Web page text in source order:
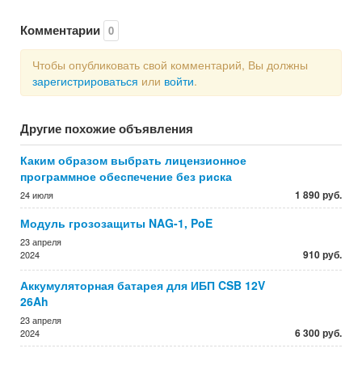
Комментарии 0
Чтобы опубликовать свой комментарий, Вы должны
зарегистрироваться или войти.
Другие похожие объявления
Каким образом выбрать лицензионное
программное обеспечение без риска
24 июля 1 890 руб.
Модуль грозозащиты NAG-1, PoE
23 апреля
2024
910 руб.
Аккумуляторная батарея для ИБП CSB 12V
26Ah
23 апреля
2024
6 300 руб.